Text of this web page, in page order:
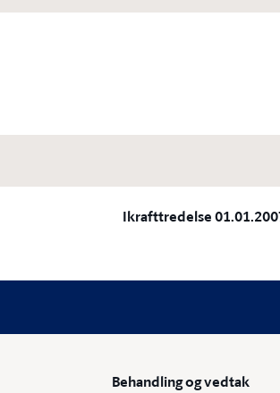
Ikrafttredelse
Behandling og vedtak